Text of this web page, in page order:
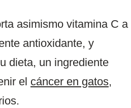
asimismo vitamina C a
antioxidante, y
dieta, un ingrediente
el cáncer en gatos,